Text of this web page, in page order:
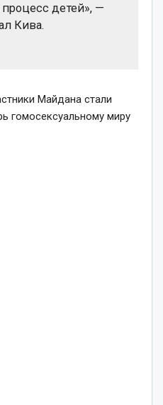
детей», —
Кива.
Майдана стали
гомосексуальному миру